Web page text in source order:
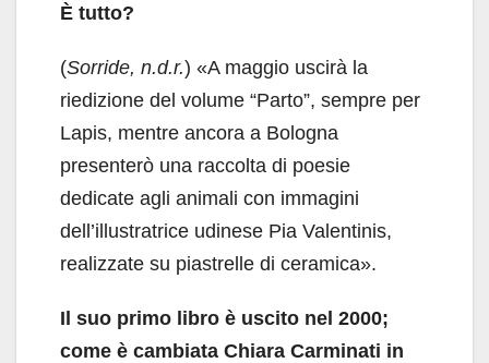
È tutto?
(Sorride, n.d.r.) «A maggio uscirà la
riedizione del volume “Parto”, sempre per
Lapis, mentre ancora a Bologna
presenterò una raccolta di poesie
dedicate agli animali con immagini
dell’illustratrice udinese Pia Valentinis,
realizzate su piastrelle di ceramica».
Il suo primo libro è uscito nel 2000;
come è cambiata Chiara Carminati in